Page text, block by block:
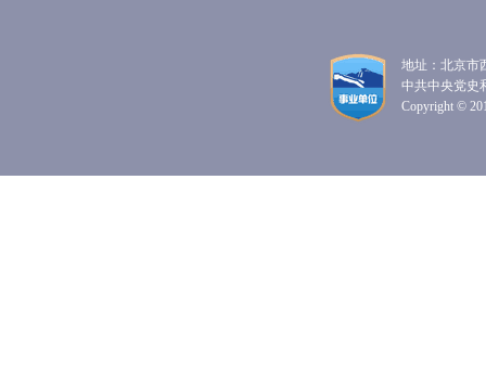
地址：北京市
中共中央党史
Copyright ©